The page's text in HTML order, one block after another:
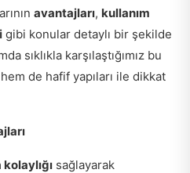
avantajları, kullanım
gibi konular detaylı bir şekilde
sıklıkla karşılaştığımız bu
de hafif yapıları ile dikkat
kolaylığı sağlayarak